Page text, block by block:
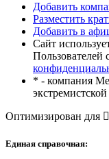
Добавить
Разместить
Добавить в
Сайт
Пользователей
* - компания
Оптимизирован для
Единая справочная: